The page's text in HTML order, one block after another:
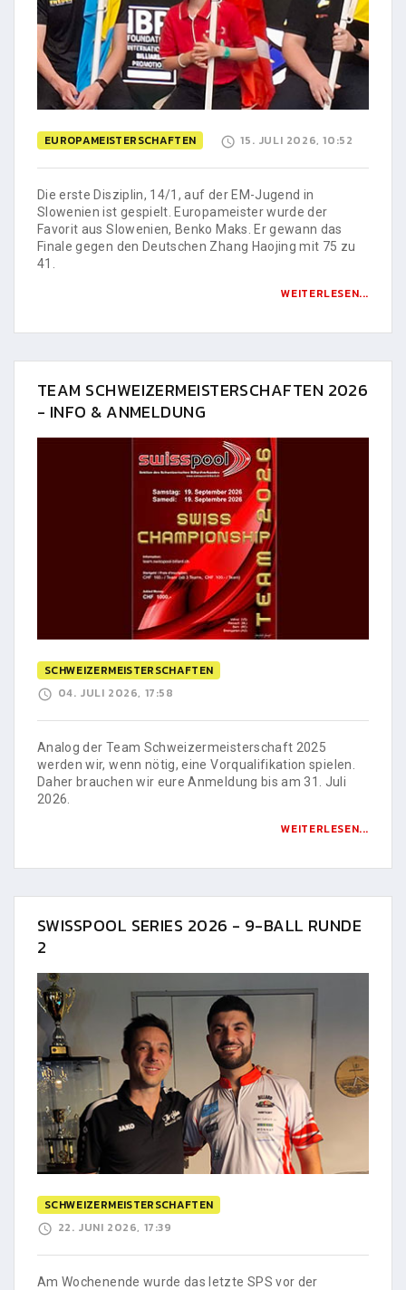
EUROPAMEISTERSCHAFTEN 15. JULI 2026, 10:52
Die erste Disziplin, 14/1, auf der EM-Jugend in
Slowenien ist gespielt. Europameister wurde der
Favorit aus Slowenien, Benko Maks. Er gewann das
Finale gegen den Deutschen Zhang Haojing mit 75 zu
41.
WEITERLESEN...
TEAM SCHWEIZERMEISTERSCHAFTEN 2026
- INFO & ANMELDUNG
SCHWEIZERMEISTERSCHAFTEN
04. JULI 2026, 17:58
Analog der Team Schweizermeisterschaft 2025
werden wir, wenn nötig, eine Vorqualifikation spielen.
Daher brauchen wir eure Anmeldung bis am 31. Juli
2026.
WEITERLESEN...
SWISSPOOL SERIES 2026 - 9-BALL RUNDE
2
SCHWEIZERMEISTERSCHAFTEN
22. JUNI 2026, 17:39
Am Wochenende wurde das letzte SPS vor der